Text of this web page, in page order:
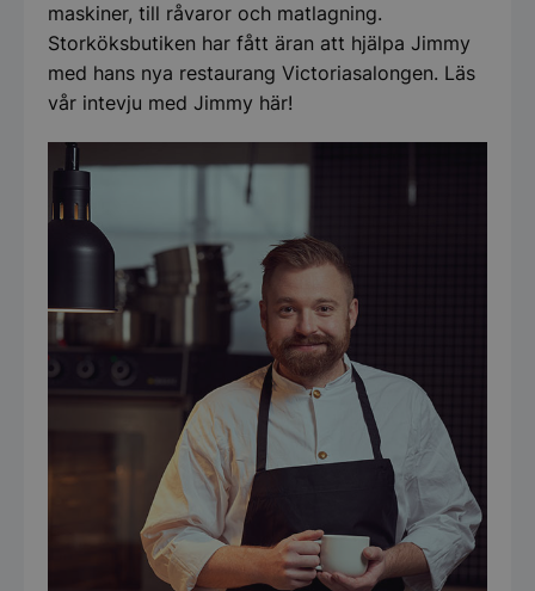
maskiner, till råvaror och matlagning.
Storköksbutiken har fått äran att hjälpa Jimmy
med hans nya restaurang Victoriasalongen. Läs
vår intevju med Jimmy här!